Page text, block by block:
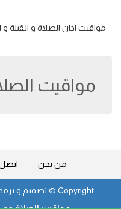
مواقيت اذان الصلاة و القبلة و
مواقيت
من نحن اتصل
Copyright ©
تصميم و